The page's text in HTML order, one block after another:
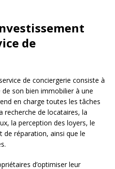
de
de conciergerie consiste à
son bien immobilier à une
en charge toutes les tâches
recherche de locataires, la
la perception des loyers, le
de réparation, ainsi que le
d’optimiser leur